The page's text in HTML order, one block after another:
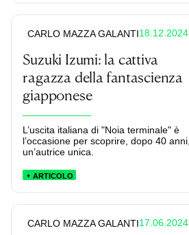
CARLO MAZZA GALANTI18.12.2024
Suzuki Izumi: la cattiva
ragazza della fantascienza
giapponese
L’uscita italiana di "Noia terminale" è
l’occasione per scoprire, dopo 40 anni,
un’autrice unica.
ARTICOLO
CARLO MAZZA GALANTI17.06.2024